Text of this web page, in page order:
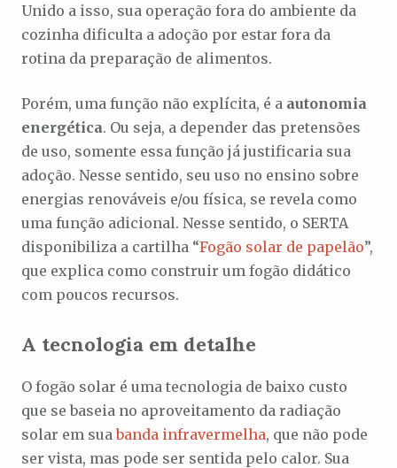
Unido a isso, sua operação fora do ambiente da
cozinha dificulta a adoção por estar fora da
rotina da preparação de alimentos.
Porém, uma função não explícita, é a autonomia
energética. Ou seja, a depender das pretensões
de uso, somente essa função já justificaria sua
adoção. Nesse sentido, seu uso no ensino sobre
energias renováveis e/ou física, se revela como
uma função adicional. Nesse sentido, o SERTA
disponibiliza a cartilha “Fogão solar de papelão”,
que explica como construir um fogão didático
com poucos recursos.
A tecnologia em detalhe
O fogão solar é uma tecnologia de baixo custo
que se baseia no aproveitamento da radiação
solar em suabanda infravermelha, que não pode
ser vista, mas pode ser sentida pelo calor. Sua